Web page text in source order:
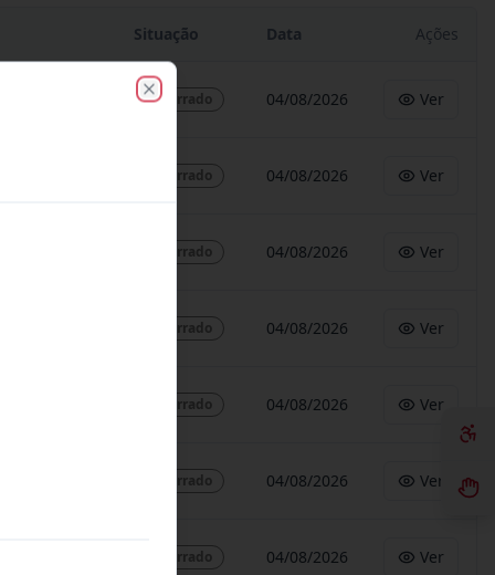
Situação Data Ações
Encerrado 04/08/2026 Ver
Encerrado 04/08/2026 Ver
Encerrado 04/08/2026 Ver
Encerrado 04/08/2026 Ver
Encerrado 04/08/2026 Ver
Encerrado 04/08/2026 Ver
Encerrado 04/08/2026 Ver
Close